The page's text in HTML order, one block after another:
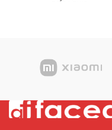
odjeljaka za dodatke USB
za punjač na valjskoj strani
powerbank)